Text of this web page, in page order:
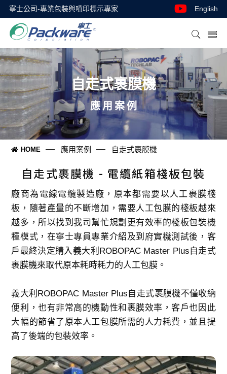
寧士公司-專業包裝與噴印標示專家 English
自走式裹膜機
應用案例
HOME 應用案例 自走式裹膜機
自走式裹膜機 - 電纜紙箱棧板包裝
廠商為電線電纜製造廠，原本都需要以人工裹膜棧
板，隨著產量的不斷增加，需要人工包膜的棧板越來
越多，所以找到我司幫忙規劃更有效率的棧板包裝機
種模式，在寧士專員專業介紹及到府實機測試後，客
戶最終決定購入義大利ROBOPAC Master Plus自走式
裹膜機來取代原本耗時耗力的人工包膜。
義大利ROBOPAC Master Plus自走式裹膜機不僅收納
便利，也有非常高的機動性和裹膜效率，客戶也因此
大幅的節省了原本人工包膜所需的人力耗費，並且提
高了後端的包裝效率。